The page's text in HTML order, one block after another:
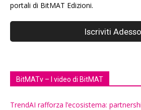
portali di BitMAT Edizioni.
BitMATv – I video di BitMAT
TrendAI rafforza l’ecosistema: